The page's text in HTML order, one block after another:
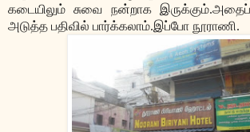
கடையிலும் சுவை நன்றாக
அடுத்த பதிவில் பார்க்கலாம்.இப்போ நூராணி.